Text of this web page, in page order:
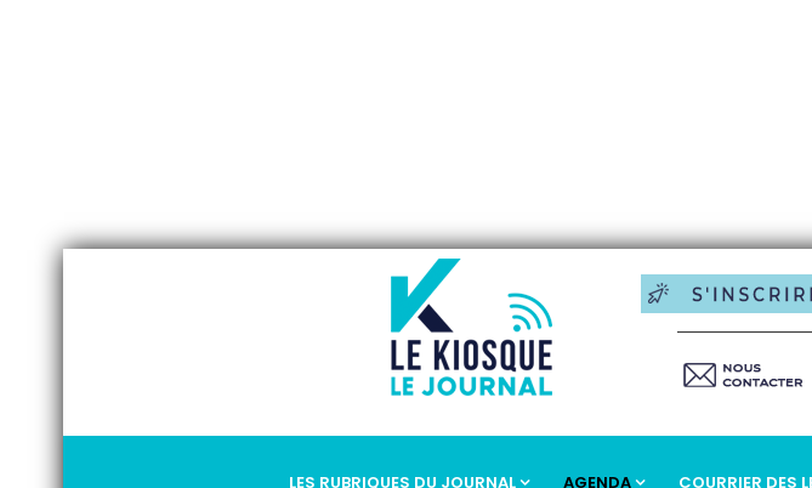
LES RUBRIQUES DU JOURNAL AGENDA COURRIER DES